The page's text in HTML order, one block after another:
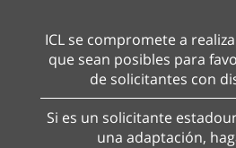
ICL se compromete a
que sean posibles para
de solicitantes con
Si es un solicitante
una adaptación,